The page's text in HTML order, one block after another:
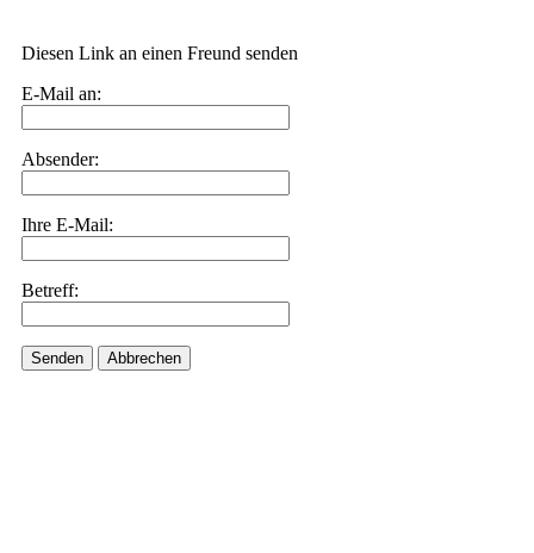
Diesen Link an einen Freund senden
E-Mail an:
Absender:
Ihre E-Mail:
Betreff:
Senden Abbrechen